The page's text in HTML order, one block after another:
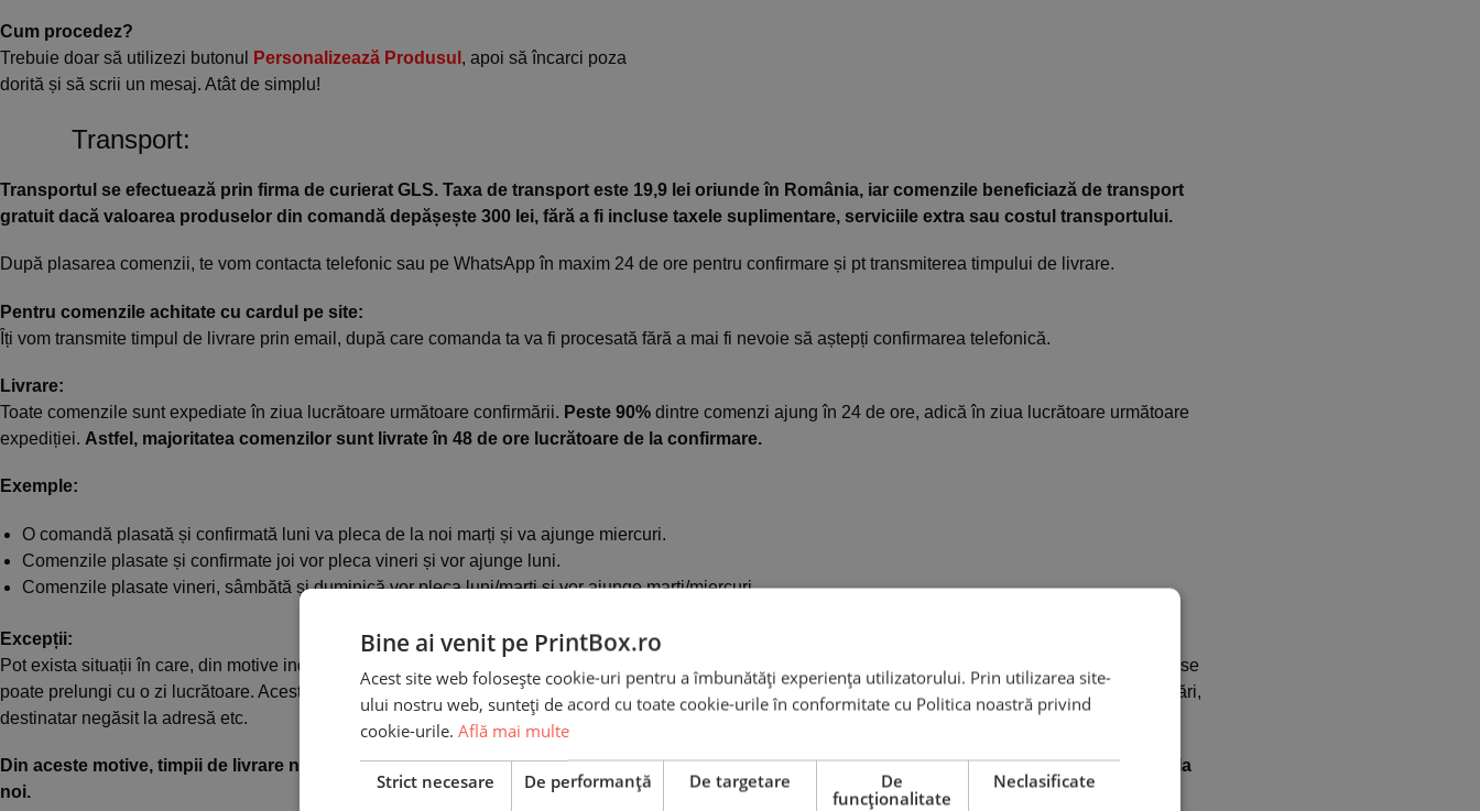
Cum procedez?
Trebuie doar să utilizezi butonul
Personalizează Produsul , apoi să încarci poza
dorită și să scrii un mesaj. Atât de simplu!
Transport:
Transportul se efectuează prin firma de curierat GLS. Taxa de transport este 19,9 lei oriunde în România, iar comenzile beneficiază de transport
gratuit dacă valoarea produselor din comandă depășește 300 lei, fără a fi incluse taxele suplimentare, serviciile extra sau costul transportului.
După plasarea comenzii, te vom contacta telefonic sau pe WhatsApp în maxim 24 de ore pentru confirmare și pt transmiterea timpului de livrare.
Pentru comenzile achitate cu cardul pe site:
Îți vom transmite timpul de livrare prin email, după care comanda ta va fi procesată fără a mai fi nevoie să aștepți confirmarea telefonică.
Livrare:
Toate comenzile sunt expediate în ziua lucrătoare următoare confirmării. Peste 90% dintre comenzi ajung în 24 de ore, adică în ziua lucrătoare următoare
expediției. Astfel, majoritatea comenzilor sunt livrate în 48 de ore lucrătoare de la confirmare.
Exemple:
O comandă plasată și confirmată luni va pleca de la noi marți și va ajunge miercuri.
Comenzile plasate și confirmate joi vor pleca vineri și vor ajunge luni.
Comenzile plasate vineri, sâmbătă și duminică vor pleca luni/marti și vor ajunge marți/miercuri.
Excepții:
Pot exista situații în care, din motive independente de noi, GLS să nu reușească să livreze comanda în ziua următoare expediției, iar termenul de livrare se
poate prelungi cu o zi lucrătoare. Aceste situații includ accidente rutiere, condiții meteo nefavorabile, drumuri închise, colete pierdute, volum mare de livrări,
destinatar negăsit la adresă etc.
Din aceste motive, timpii de livrare nu sunt garantați, existând posibilitatea ca unele comenzi să ajungă mai târziu chiar dacă pleacă la timp de la
noi.
Bine ai venit pe PrintBox.ro
Acest site web folosește cookie-uri pentru a îmbunătăți experiența utilizatorului. Prin utilizarea site-
ului nostru web, sunteți de acord cu toate cookie-urile în conformitate cu Politica noastră privind
cookie-urile. Află mai multe
Strict necesare De performanță De targetare
De
funcţionalitate
Neclasificate